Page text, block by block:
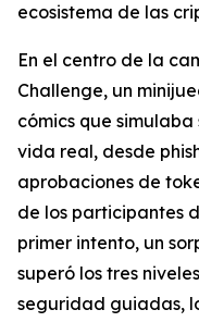
ecosistema de las
En el centro de la
Challenge, un
cómics que
vida real, desde
aprobaciones de
de los participantes
primer intento, un
superó los tres
seguridad guiadas,